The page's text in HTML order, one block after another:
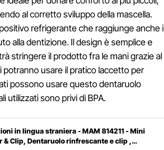
al corretto sviluppo della mascella.
refrigerante che raggiunge anche i
alla dentizione. Il design è semplice e
stringere il prodotto fra le mani grazie al
usare il pratico laccetto per
possono usare questo dentaruolo
utilizzati sono privi di BPA.
in lingua straniera - MAM 814211 - Mini
& Clip, Dentaruolo rinfrescante e clip ,